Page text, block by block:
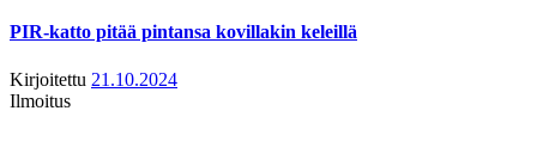
PIR-katto pitää pintansa kovillakin keleillä
Kirjoitettu 21.10.2024
Ilmoitus